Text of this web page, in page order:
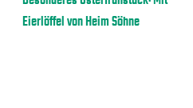
Eierlöffel von Heim Söhne